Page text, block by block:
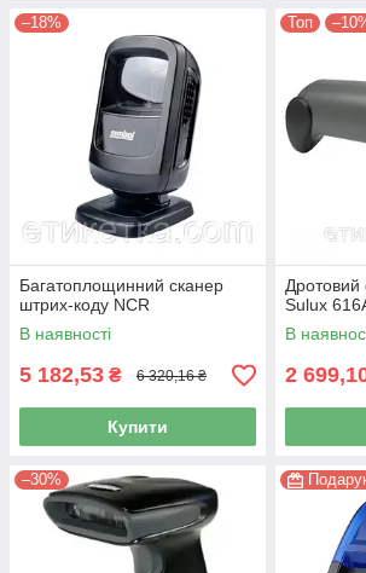
–18%
Багатоплощинний сканер
штрих-коду NCR
В наявності
5 182,53 ₴ 6 320,16 ₴
Купити
Топ
Дротовий
Sulux
В
2
–30%